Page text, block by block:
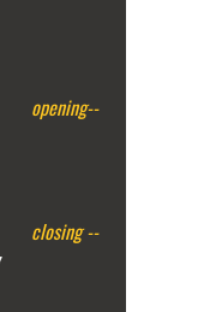
opening--
closing --